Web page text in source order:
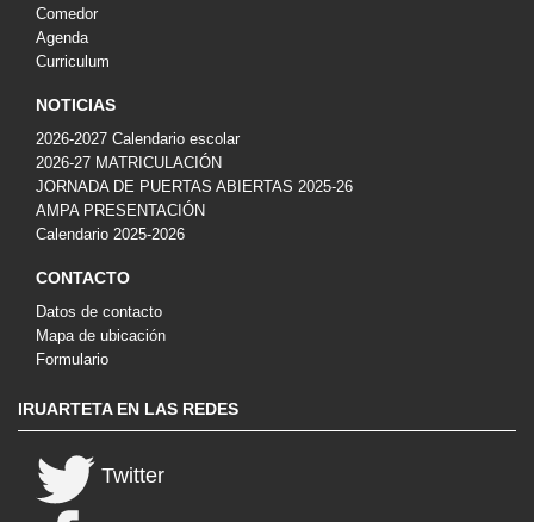
Comedor
Agenda
Curriculum
NOTICIAS
2026-2027 Calendario escolar
2026-27 MATRICULACIÓN
JORNADA DE PUERTAS ABIERTAS 2025-26
AMPA PRESENTACIÓN
Calendario 2025-2026
CONTACTO
Datos de contacto
Mapa de ubicación
Formulario
IRUARTETA EN LAS REDES
Twitter